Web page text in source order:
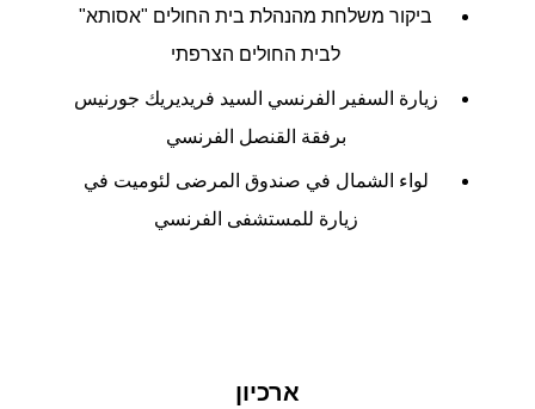
ביקור משלחת מהנהלת בית החולים "אסותא"
לבית החולים הצרפתי
زيارة السفير الفرنسي السيد فريديريك جورنيس
برفقة القنصل الفرنسي
لواء الشمال في صندوق المرضى لئوميت في
زيارة للمستشفى الفرنسي
ארכיון